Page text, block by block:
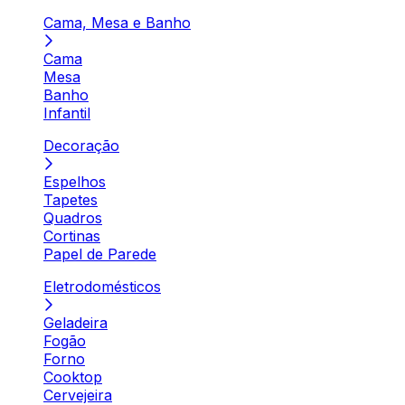
Cama, Mesa e Banho
Cama
Mesa
Banho
Infantil
Decoração
Espelhos
Tapetes
Quadros
Cortinas
Papel de Parede
Eletrodomésticos
Geladeira
Fogão
Forno
Cooktop
Cervejeira